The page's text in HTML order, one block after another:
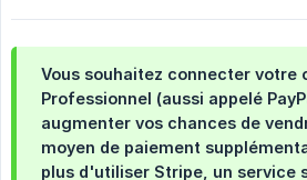
Vous souhaitez connecter votre
Professionnel (aussi appelé
augmenter vos chances de
moyen de paiement
plus d'utiliser Stripe, un service